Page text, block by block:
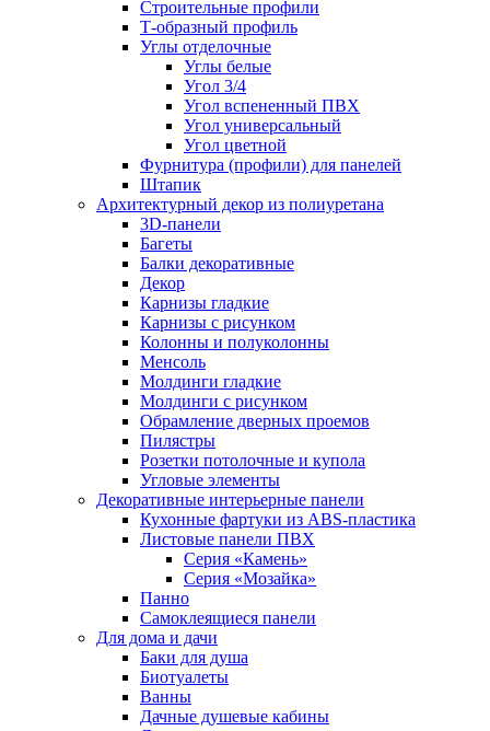
Строительные профили
Т-образный профиль
Углы отделочные
Углы белые
Угол 3/4
Угол вспененный ПВХ
Угол универсальный
Угол цветной
Фурнитура (профили) для панелей
Штапик
Архитектурный декор из полиуретана
3D-панели
Багеты
Балки декоративные
Декор
Карнизы гладкие
Карнизы с рисунком
Колонны и полуколонны
Менсоль
Молдинги гладкие
Молдинги с рисунком
Обрамление дверных проемов
Пилястры
Розетки потолочные и купола
Угловые элементы
Декоративные интерьерные панели
Кухонные фартуки из ABS-пластика
Листовые панели ПВХ
Серия «Камень»
Серия «Мозайка»
Панно
Самоклеящиеся панели
Для дома и дачи
Баки для душа
Биотуалеты
Ванны
Дачные душевые кабины